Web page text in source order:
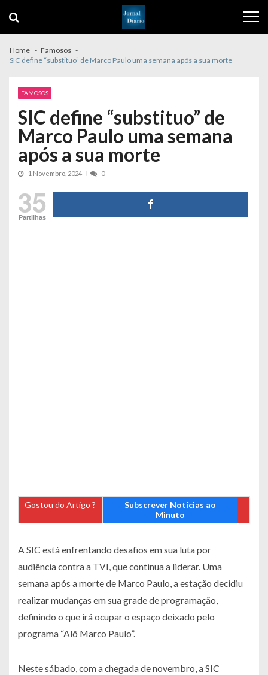
navigation
content
Home
Famosos
SIC define “substituo” de Marco Paulo uma semana após a sua morte
FAMOSOS
SIC define “substituo” de
Marco Paulo uma semana
após a sua morte
1 Novembro, 2024 0
35
Partilhas
Gostou do Artigo ?
Subscrever Notícias ao
Minuto
A SIC está enfrentando desafios em sua luta por
audiência contra a TVI, que continua a liderar. Uma
semana após a morte de Marco Paulo, a estação decidiu
realizar mudanças em sua grade de programação,
definindo o que irá ocupar o espaço deixado pelo
programa “Alô Marco Paulo”.
Neste sábado, com a chegada de novembro, a SIC